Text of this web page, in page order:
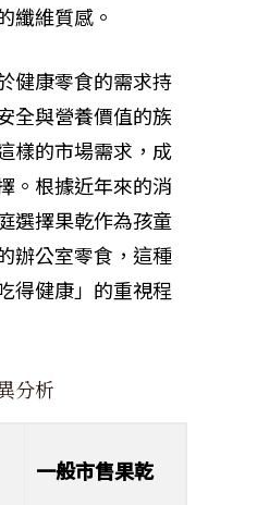
纖維質感。
健康零食的需求持
全與營養價值的族
樣的市場需求，成
。根據近年來的消
選擇果乾作為孩童
辦公室零食，這種
得健康」的重視程
分析
一般市售果乾